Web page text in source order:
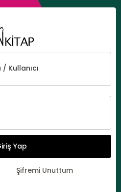
Kullanıcı
Yap
Şifremi Unuttum